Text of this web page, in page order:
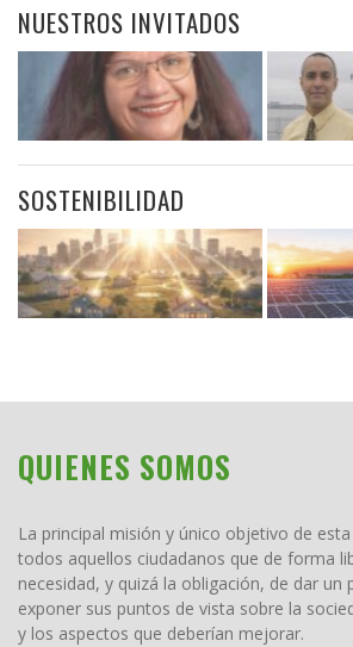
NUESTROS INVITADOS
SOSTENIBILIDAD
QUIENES SOMOS
La principal misión y único objetivo de
todos aquellos ciudadanos que de forma
necesidad, y quizá la obligación, de dar un
exponer sus puntos de vista sobre la
y los aspectos que deberían mejorar.